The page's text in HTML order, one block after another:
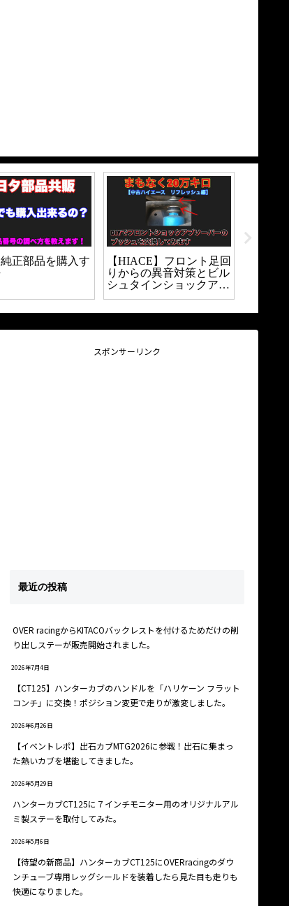
純正部品を購入す
【HIACE】フロント足回
りからの異音対策とビル
シュタインショックアブ
ソーバーの交換方法
スポンサーリンク
最近の投稿
OVER racingからKITACOバックレストを付けるためだけの削
り出しステーが販売開始されました。
2026年7月4日
【CT125】ハンターカブのハンドルを「ハリケーン フラット
コンチ」に交換！ポジション変更で走りが激変しました。
2026年6月26日
【イベントレポ】出石カブMTG2026に参戦！出石に集まっ
た熱いカブを堪能してきました。
2026年5月29日
ハンターカブCT125に７インチモニター用のオリジナルアル
ミ製ステーを取付してみた。
2026年5月6日
【待望の新商品】ハンターカブCT125にOVERracingのダウ
ンチューブ専用レッグシールドを装着したら見た目も走りも
快適になりました。